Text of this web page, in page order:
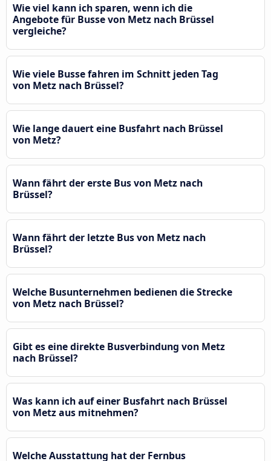
Wie viel kann ich sparen, wenn ich die
Angebote für Busse von Metz nach Brüssel
vergleiche?
Wie viele Busse fahren im Schnitt jeden Tag
von Metz nach Brüssel?
Wie lange dauert eine Busfahrt nach Brüssel
von Metz?
Wann fährt der erste Bus von Metz nach
Brüssel?
Wann fährt der letzte Bus von Metz nach
Brüssel?
Welche Busunternehmen bedienen die Strecke
von Metz nach Brüssel?
Gibt es eine direkte Busverbindung von Metz
nach Brüssel?
Was kann ich auf einer Busfahrt nach Brüssel
von Metz aus mitnehmen?
Welche Ausstattung hat der Fernbus